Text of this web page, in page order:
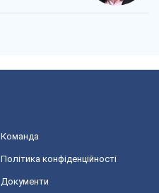
Команда
Політика конфіденційності
Документи